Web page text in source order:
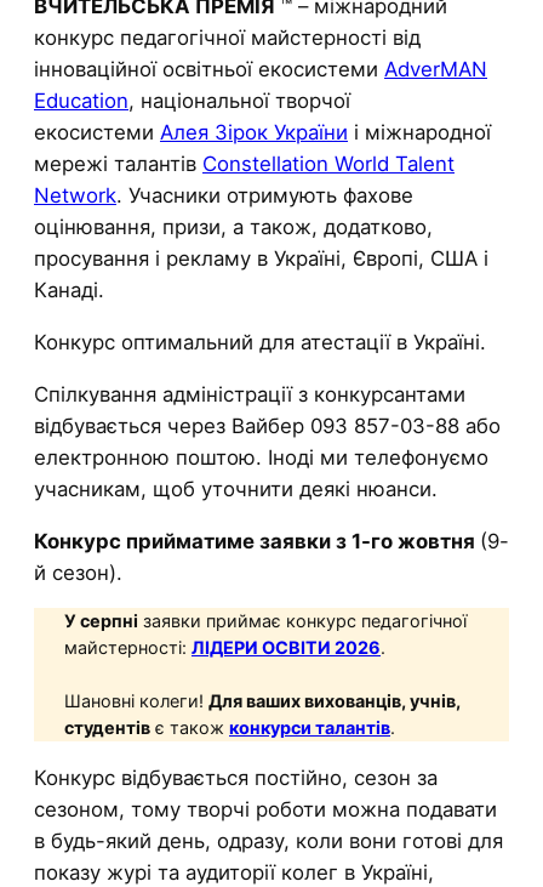
ВЧИТЕЛЬСЬКА ПРЕМІЯ ™ – міжнародний
конкурс педагогічної майстерності від
інноваційної освітньої екосистеми AdverMAN
Education, національної творчої
екосистеми Алея Зірок України і міжнародної
мережі талантів Constellation World Talent
Network. Учасники отримують фахове
оцінювання, призи, а також, додатково,
просування і рекламу в Україні, Європі, США і
Канаді.
Конкурс оптимальний для атестації в Україні.
Спілкування адміністрації з конкурсантами
відбувається через Вайбер 093 857-03-88 або
електронною поштою. Іноді ми телефонуємо
учасникам, щоб уточнити деякі нюанси.
Конкурс прийматиме заявки з 1-го жовтня (9-
й сезон).
У серпні заявки приймає конкурс педагогічної
майстерності: ЛІДЕРИ ОСВІТИ 2026.
Шановні колеги! Для ваших вихованців, учнів,
студентів є також конкурси талантів.
Конкурс відбувається постійно, сезон за
сезоном, тому творчі роботи можна подавати
в будь-який день, одразу, коли вони готові для
показу журі та аудиторії колег в Україні,